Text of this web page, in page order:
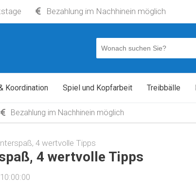
Bezahlung im Nachhinein möglich
Koordination Spiel und Kopfarbeit Treibbälle
Bezahlung im Nachhinein möglich
4 wertvolle Tipps
4 wertvolle Tipps